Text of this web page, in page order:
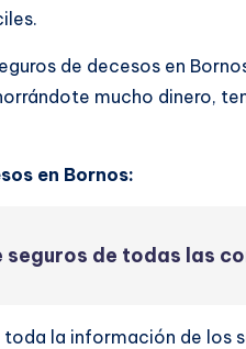
de decesos en
mucho dinero,
en Bornos:
de todas las
la información de los